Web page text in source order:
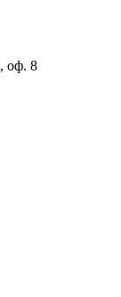
оф. 8